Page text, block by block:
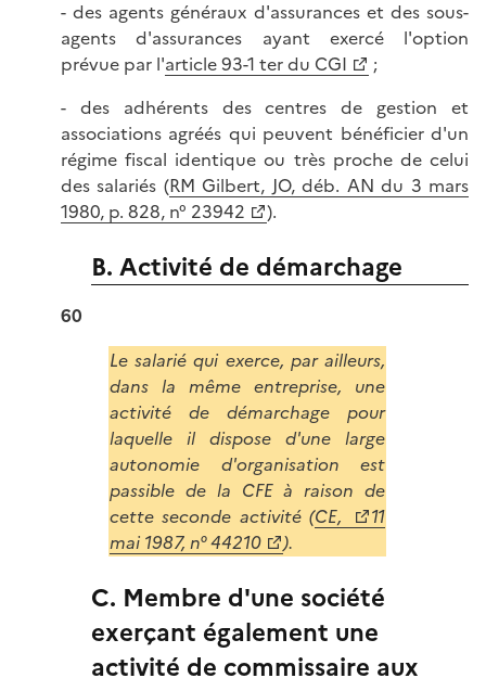
- des agents généraux d'assurances et des sous-
agents d'assurances ayant exercé l'option
prévue par l'article 93-1 ter du CGI
;
- des adhérents des centres de gestion et
associations agréés qui peuvent bénéficier d'un
régime fiscal identique ou très proche de celui
des salariés (RM Gilbert, JO, déb. AN du 3 mars
1980, p. 828, n° 23942
).
B. Activité de démarchage
60
Le salarié qui exerce, par ailleurs,
dans la même entreprise, une
activité de démarchage pour
laquelle il dispose d'une large
autonomie d'organisation est
passible de la CFE à raison de
cette seconde activité (CE,
11
mai 1987, n° 44210
).
C. Membre d'une société
exerçant également une
activité de commissaire aux